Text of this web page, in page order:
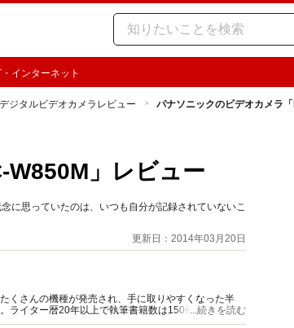
・インターネット
デジタルビデオカメラレビュー パナソニックのビデオカメラ
」レビュー
に思っていたのは、いつも自分が記録されていないこ
更新日：2014年03月20日
くさんの機種が発売され、手に取りやすくなった半
ライター暦20年以上で執筆書籍数は150冊以上。のガ
。
...続きを読む